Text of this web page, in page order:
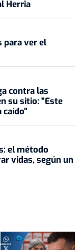
Herria
para ver el
contra las
su sitio: "Este
caído"
el método
vidas, según un